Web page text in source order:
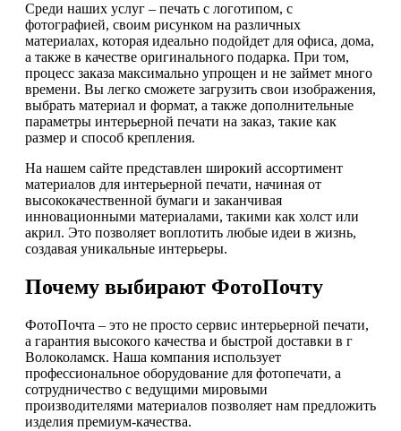
Среди наших услуг – печать с логотипом, с
фотографией, своим рисунком на различных
материалах, которая идеально подойдет для офиса, дома,
а также в качестве оригинального подарка. При том,
процесс заказа максимально упрощен и не займет много
времени. Вы легко сможете загрузить свои изображения,
выбрать материал и формат, а также дополнительные
параметры интерьерной печати на заказ, такие как
размер и способ крепления.
На нашем сайте представлен широкий ассортимент
материалов для интерьерной печати, начиная от
высококачественной бумаги и заканчивая
инновационными материалами, такими как холст или
акрил. Это позволяет воплотить любые идеи в жизнь,
создавая уникальные интерьеры.
Почему выбирают ФотоПочту
ФотоПочта – это не просто сервис интерьерной печати,
а гарантия высокого качества и быстрой доставки в г
Волоколамск. Наша компания использует
профессиональное оборудование для фотопечати, а
сотрудничество с ведущими мировыми
производителями материалов позволяет нам предложить
изделия премиум-качества.